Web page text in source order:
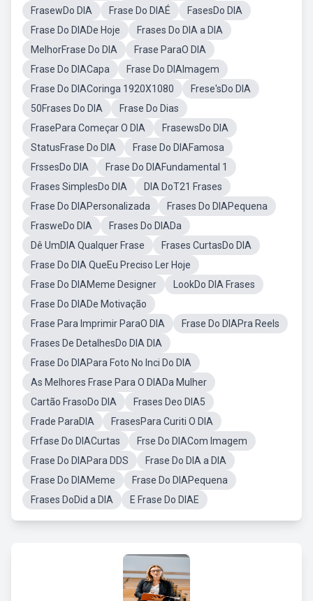
FrasewDo DIA
Frase Do DIAÉ
FasesDo DIA
Frase Do DIADe Hoje
Frases Do DIA a DIA
MelhorFrase Do DIA
Frase ParaO DIA
Frase Do DIACapa
Frase Do DIAImagem
Frase Do DIACoringa 1920X1080
Frese'sDo DIA
50Frases Do DIA
Frase Do Dias
FrasePara Começar O DIA
FrasewsDo DIA
StatusFrase Do DIA
Frase Do DIAFamosa
FrssesDo DIA
Frase Do DIAFundamental 1
Frases SimplesDo DIA
DIA DoT21 Frases
Frase Do DIAPersonalizada
Frases Do DIAPequena
FrasweDo DIA
Frases Do DIADa
Dê UmDIA Qualquer Frase
Frases CurtasDo DIA
Frase Do DIA QueEu Preciso Ler Hoje
Frase Do DIAMeme Designer
LookDo DIA Frases
Frase Do DIADe Motivação
Frase Para Imprimir ParaO DIA
Frase Do DIAPra Reels
Frases De DetalhesDo DIA DIA
Frase Do DIAPara Foto No Inci Do DIA
As Melhores Frase Para O DIADa Mulher
Cartão FrasoDo DIA
Frases Deo DIA5
Frade ParaDIA
FrasesPara Curiti O DIA
Frfase Do DIACurtas
Frse Do DIACom Imagem
Frase Do DIAPara DDS
Frase Do DIA a DIA
Frase Do DIAMeme
Frase Do DIAPequena
Frases DoDid a DIA
E Frase Do DIAE